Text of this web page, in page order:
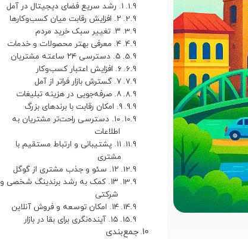
۱. رشد سریع فضای دیجیتال در آمل
۲. افزایش رقابت میان کسب‌وکارها
۳. تغییر سبک خرید مردم
۴. معرفی بهتر محصولات و خدمات
۵. دسترسی ۲۴ ساعته مشتریان
۶. افزایش اعتبار کسب‌وکار
۷. گسترش بازار فراتر از آمل
۸. صرفه‌جویی در هزینه تبلیغات
۹. امکان رقابت با برندهای بزرگ
۱۰. دسترسی راحت‌تر مشتریان به
اطلاعات
۱۱. پشتیبانی و ارتباط مستقیم با
مشتری
۱۲. سئو و جذب مشتری از گوگل
۱۳. کمک به رشد برندینگ شخصی و
شرکتی
۱۴. امکان توسعه و فروش آنلاین
۱۵. آینده‌نگری برای بقا در بازار
جمع‌بندی